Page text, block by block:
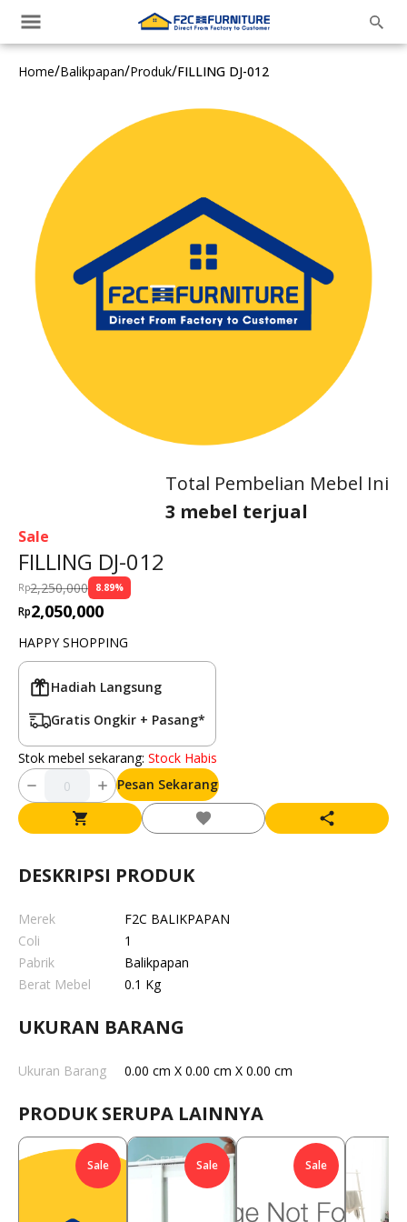
Home/Balikpapan/Produk/FILLING DJ-012
Total Pembelian Mebel Ini
3 mebel terjual
Sale
FILLING DJ-012
Rp2,250,000 8.89%
Rp2,050,000
HAPPY SHOPPING
Hadiah Langsung
Gratis Ongkir + Pasang*
Stok mebel sekarang: Stock Habis
Pesan Sekarang
DESKRIPSI PRODUK
Merek
F2C BALIKPAPAN
Coli
1
Pabrik
Balikpapan
Berat Mebel
0.1 Kg
UKURAN BARANG
Ukuran Barang 0.00 cm X 0.00 cm X 0.00 cm
PRODUK SERUPA LAINNYA
Sale Sale Sale